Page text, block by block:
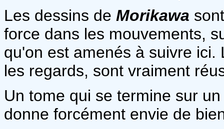
Les dessins de Morikawa
force dans les mouvements,
qu'on est amenés à suivre
les regards, sont vraiment
Un tome qui se termine sur
donne forcément envie de